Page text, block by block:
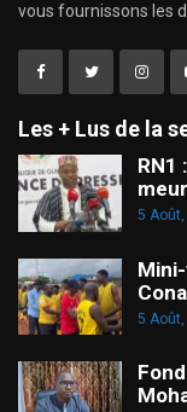
vous fournissons les
Les + Lus de la
RN1
5
5